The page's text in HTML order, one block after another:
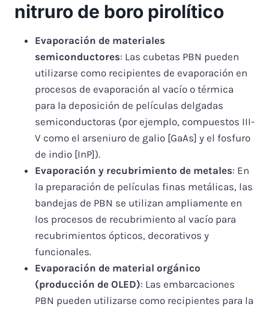
nitruro de boro pirolítico
Evaporación de materiales
semiconductores: Las cubetas PBN pueden
utilizarse como recipientes de evaporación en
procesos de evaporación al vacío o térmica
para la deposición de películas delgadas
semiconductoras (por ejemplo, compuestos III-
V como el arseniuro de galio [GaAs] y el fosfuro
de indio [InP]).
Evaporación y recubrimiento de metales: En
la preparación de películas finas metálicas, las
bandejas de PBN se utilizan ampliamente en
los procesos de recubrimiento al vacío para
recubrimientos ópticos, decorativos y
funcionales.
Evaporación de material orgánico
(producción de OLED): Las embarcaciones
PBN pueden utilizarse como recipientes para la